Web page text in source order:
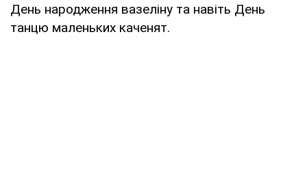
День народження вазеліну та навіть День
танцю маленьких каченят.